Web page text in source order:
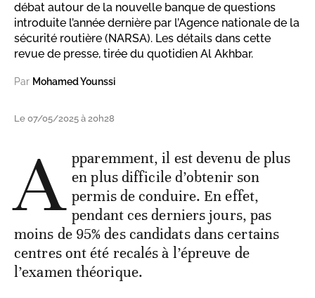
débat autour de la nouvelle banque de questions
introduite l’année dernière par l’Agence nationale de la
sécurité routière (NARSA). Les détails dans cette
revue de presse, tirée du quotidien Al Akhbar.
Par Mohamed Younssi
Le 07/05/2025 à 20h28
A pparemment, il est devenu de plus
en plus difficile d’obtenir son
permis de conduire. En effet,
pendant ces derniers jours, pas
moins de 95% des candidats dans certains
centres ont été recalés à l’épreuve de
l’examen théorique.